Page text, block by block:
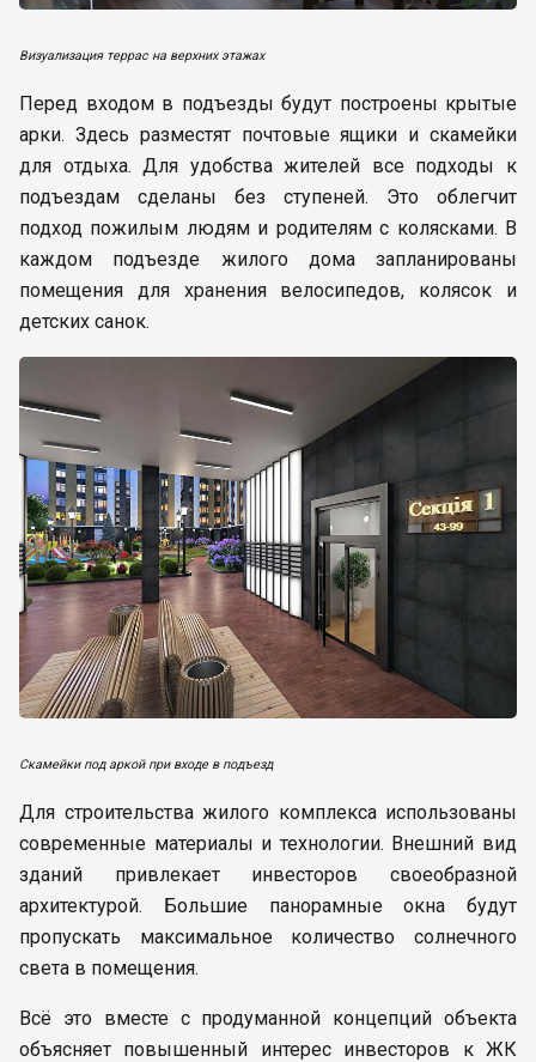
Визуализация террас на верхних этажах
Перед входом в подъезды будут построены крытые
арки. Здесь разместят почтовые ящики и скамейки
для отдыха. Для удобства жителей все подходы к
подъездам сделаны без ступеней. Это облегчит
подход пожилым людям и родителям с колясками. В
каждом подъезде жилого дома запланированы
помещения для хранения велосипедов, колясок и
детских санок.
Скамейки под аркой при входе в подъезд
Для строительства жилого комплекса использованы
современные материалы и технологии. Внешний вид
зданий привлекает инвесторов своеобразной
архитектурой. Большие панорамные окна будут
пропускать максимальное количество солнечного
света в помещения.
Всё это вместе с продуманной концепций объекта
объясняет повышенный интерес инвесторов к ЖК